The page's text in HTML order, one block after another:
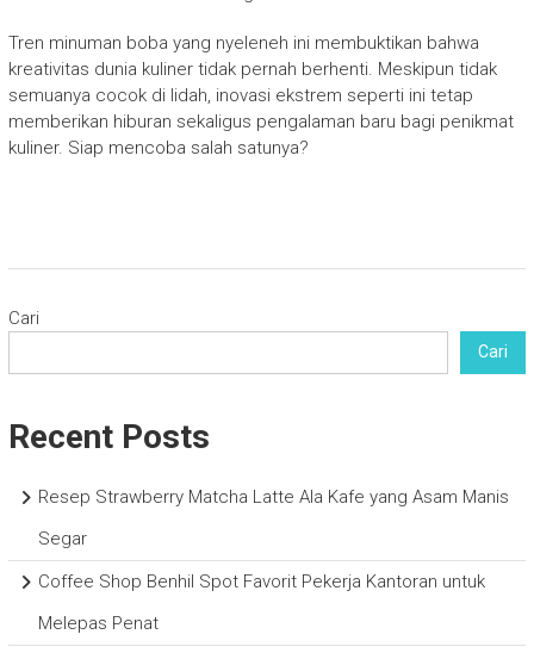
Tren minuman boba yang nyeleneh ini membuktikan bahwa
kreativitas dunia kuliner tidak pernah berhenti. Meskipun tidak
semuanya cocok di lidah, inovasi ekstrem seperti ini tetap
memberikan hiburan sekaligus pengalaman baru bagi penikmat
kuliner. Siap mencoba salah satunya?
Cari
Cari
Recent Posts
Resep Strawberry Matcha Latte Ala Kafe yang Asam Manis
Segar
Coffee Shop Benhil Spot Favorit Pekerja Kantoran untuk
Melepas Penat